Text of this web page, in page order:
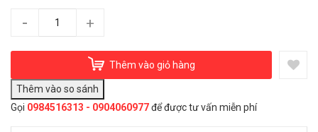
- +
Thêm vào giỏ hàng
Gọi 0984516313 - 0904060977để được tư vấn miễn phí